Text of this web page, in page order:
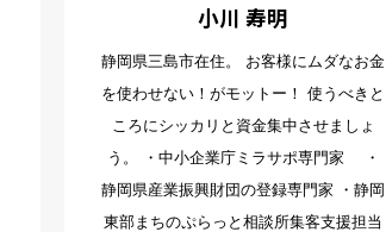
小川 寿明
静岡県三島市在住。 お客様にムダなお金
を使わせない！がモットー！ 使うべきと
ころにシッカリと資金集中させましょ
う。 ・中小企業庁ミラサポ専門家 ・
静岡県産業振興財団の登録専門家 ・静岡
東部まちのぷらっと相談所集客支援担当